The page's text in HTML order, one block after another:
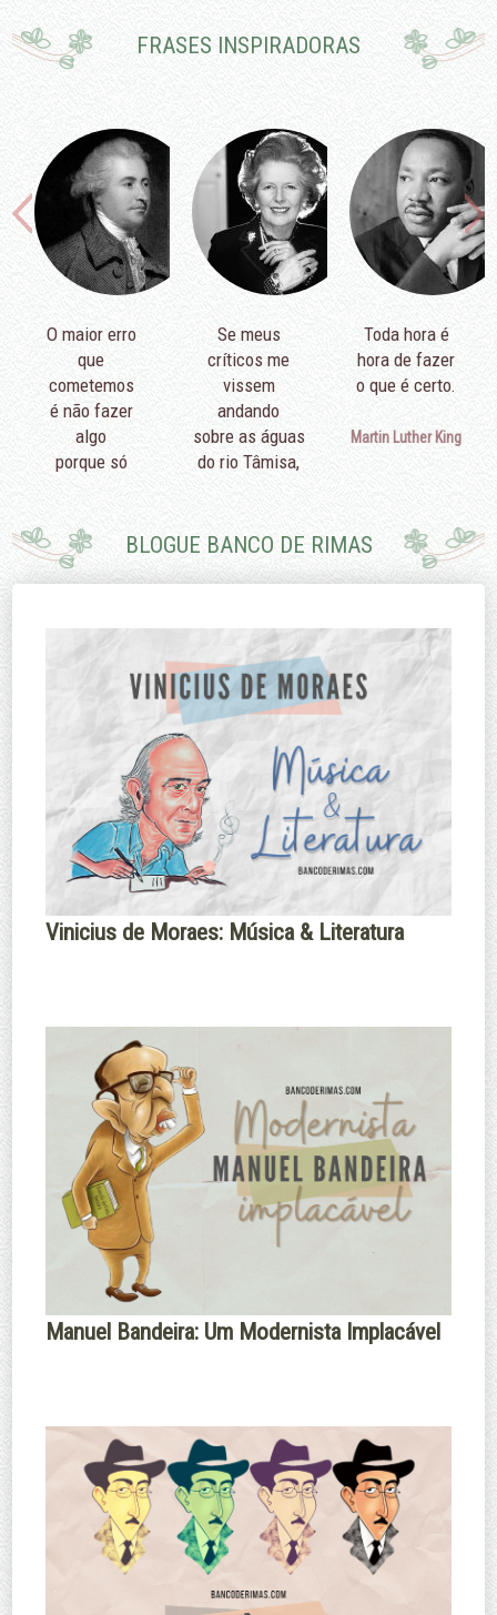
FRASES INSPIRADORAS
O maior erro
que
cometemos
é não fazer
algo
porque só
Edmund Burke
Se meus
críticos me
vissem
andando
sobre as águas
do rio Tâmisa,
sei nadar.
Toda hora é
hora de fazer
o que é certo.
Martin Luther King
BLOGUE BANCO DE RIMAS
Vinicius de Moraes: Música & Literatura
Manuel Bandeira: Um Modernista Implacável